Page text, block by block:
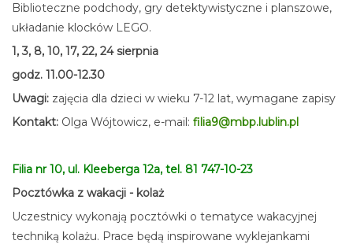
Biblioteczne podchody, gry detektywistyczne i planszowe,
układanie klocków LEGO.
1, 3, 8, 10, 17, 22, 24 sierpnia
godz. 11.00-12.30
Uwagi: zajęcia dla dzieci w wieku 7-12 lat, wymagane zapisy
Kontakt: Olga Wójtowicz, e-mail: filia9@mbp.lublin.pl
Filia nr 10, ul. Kleeberga 12a, tel. 81 747-10-23
Pocztówka z wakacji - kolaż
Uczestnicy wykonają pocztówki o tematyce wakacyjnej
techniką kolażu. Prace będą inspirowane wyklejankami